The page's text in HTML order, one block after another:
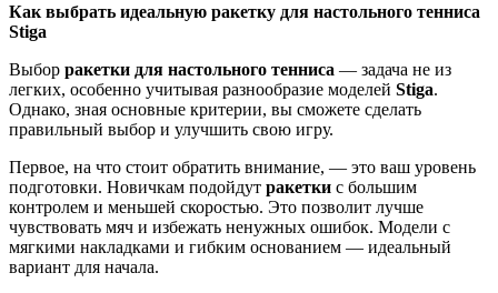
Как выбрать идеальную ракетку для настольного тенниса
Stiga
Выбор ракетки для настольного тенниса — задача не из
легких, особенно учитывая разнообразие моделей Stiga.
Однако, зная основные критерии, вы сможете сделать
правильный выбор и улучшить свою игру.
Первое, на что стоит обратить внимание, — это ваш уровень
подготовки. Новичкам подойдут ракетки с большим
контролем и меньшей скоростью. Это позволит лучше
чувствовать мяч и избежать ненужных ошибок. Модели с
мягкими накладками и гибким основанием — идеальный
вариант для начала.